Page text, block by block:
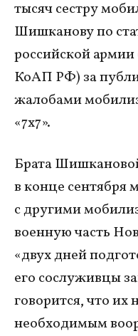
тысяч сестру
Шишканову по
российской армии
КоАП РФ) за
жалобами
«7х7».
Брата
в конце сентября
с другими
военную часть
«двух дней
его сослуживцы
говорится, что их
необходимым